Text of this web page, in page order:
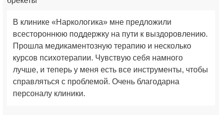
В клинике «Наркологика» мне предложили
всестороннюю поддержку на пути к выздоровлению.
Прошла медикаментозную терапию и несколько
курсов психотерапии. Чувствую себя намного
лучше, и теперь у меня есть все инструменты, чтобы
справляться с проблемой. Очень благодарна
персоналу клиники.